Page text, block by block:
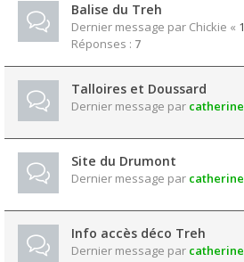
Balise du Treh
Dernier message par Chickie «
Réponses : 7
Talloires et Doussard
Dernier message par catherine
Site du Drumont
Dernier message par catherine
Info accès déco Treh
Dernier message par catherine